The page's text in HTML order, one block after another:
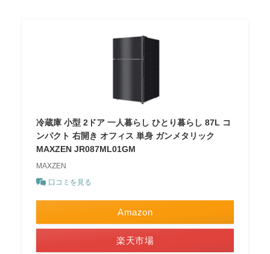
冷蔵庫 小型 2ドア 一人暮らし ひとり暮らし 87L コ
ンパクト 右開き オフィス 単身 ガンメタリック
MAXZEN JR087ML01GM
MAXZEN
口コミを見る
Amazon
楽天市場